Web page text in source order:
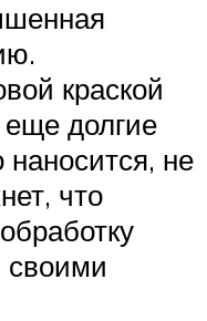
краской
долгие
наносится, не
что
своими